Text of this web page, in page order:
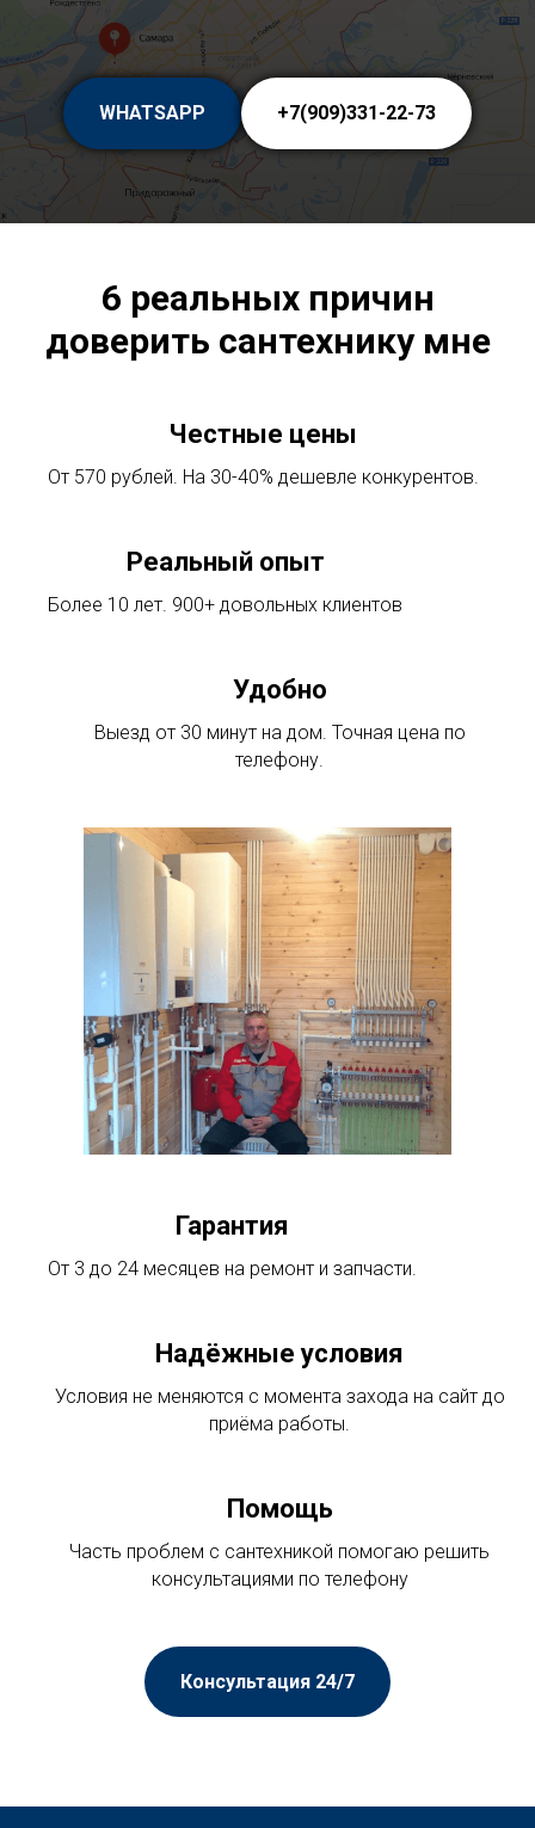
WHATSAPP +7(909)331-22-73
6 реальных причин
доверить сантехнику мне
Честные цены
От 570 рублей. На 30-40% дешевле конкурентов.
Реальный опыт
Более 10 лет. 900+ довольных клиентов
Удобно
Выезд от 30 минут на дом. Точная цена по
телефону.
Гарантия
От 3 до 24 месяцев на ремонт и запчасти.
Надёжные условия
Условия не меняются с момента захода на сайт до
приёма работы.
Помощь
Часть проблем с сантехникой помогаю решить
консультациями по телефону
Консультация 24/7